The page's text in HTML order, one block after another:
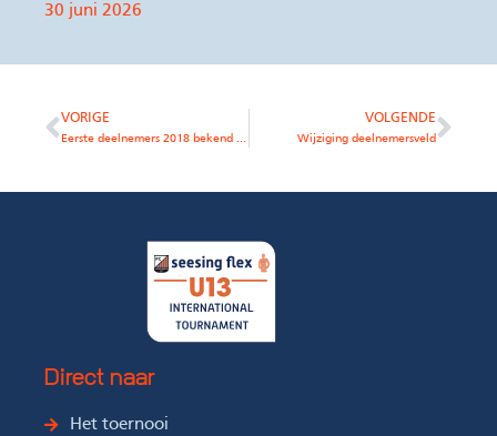
30 juni 2026
VORIGE
Eerste deelnemers 2018 bekend gemaakt!
VOLGENDE
Wijziging deelnemersveld
Direct naar
Het toernooi